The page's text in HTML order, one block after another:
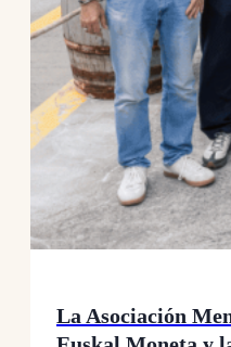
La Asociación